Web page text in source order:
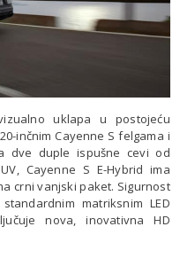
uklapa u postojeću
inčnim Cayenne S felgama i
dve duple ispušne cevi od
Cayenne S E-Hybrid ima
crni vanjski paket. Sigurnost
matriksnim LED
nova, inovativna HD